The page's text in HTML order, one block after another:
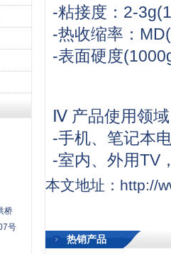
桥
号
-粘接度：2-
-热收缩率：
-表面硬度
Ⅳ 产品使用领
-手机、笔记本
-室内、外用TV
本文地址：http://
热销产品